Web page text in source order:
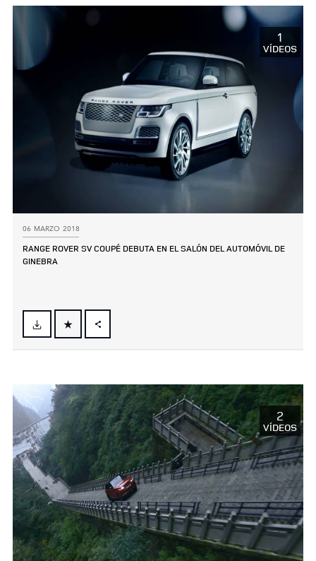
LINKEDIN
1
VÍDEOS
06 MARZO 2018
RANGE ROVER SV COUPÉ DEBUTA EN EL SALÓN DEL AUTOMÓVIL DE
GINEBRA
FACEBOOK
LINKEDIN
SHARE 2
VÍDEOS